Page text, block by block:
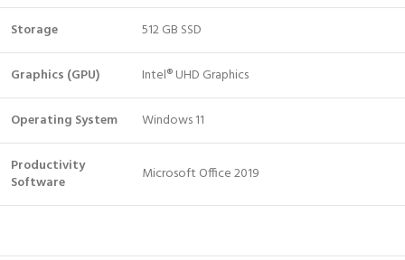
Storage 512 GB SSD
Graphics (GPU) Intel® UHD Graphics
Operating System Windows 11
Productivity
Software
Microsoft Office 2019